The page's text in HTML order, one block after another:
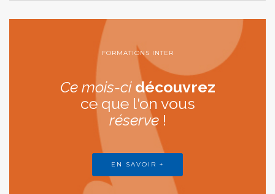
FORMATIONS INTER
Ce mois-ci découvrez
ce que l'on vous
réserve!
EN SAVOIR +